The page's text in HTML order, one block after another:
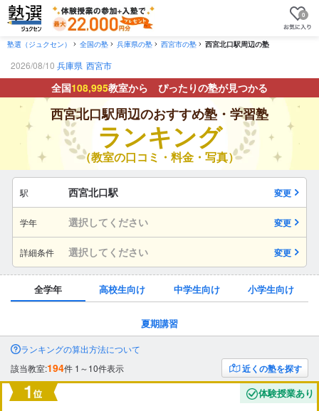
0
塾選（ジュクセン） 全国の塾 兵庫県の塾 西宮市の塾 西宮北口駅周辺の塾
2026/08/10 兵庫県 西宮市
全国108,995教室から ぴったりの塾が見つかる
西宮北口駅周辺のおすすめ塾・学習塾
ランキング
（教室の口コミ・料金・写真）
駅 西宮北口駅 変更
学年 選択してください 変更
詳細条件 選択してください 変更
市区町村から探す
駅・路線
全学年 高校生向け 中学生向け 小学生向け
夏期講習
ランキングの算出方法について
該当教室:194件 1～10件表示 近くの塾を探す
体験授業あり